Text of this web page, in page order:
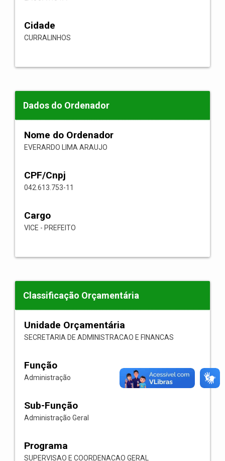
Cidade
CURRALINHOS
Dados do Ordenador
Nome do Ordenador
EVERARDO LIMA ARAUJO
CPF/Cnpj
042.613.753-11
Cargo
VICE - PREFEITO
Classificação Orçamentária
Unidade Orçamentária
SECRETARIA DE ADMINISTRACAO E FINANCAS
Função
Administração
Sub-Função
Administração Geral
Programa
SUPERVISAO E COORDENACAO GERAL